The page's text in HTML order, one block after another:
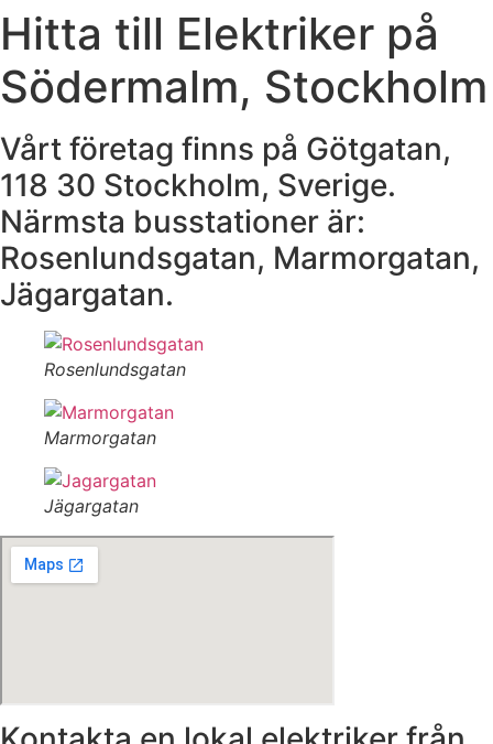
Hitta till Elektriker på
Södermalm, Stockholm
Vårt företag finns på Götgatan,
118 30 Stockholm, Sverige.
Närmsta busstationer är:
Rosenlundsgatan, Marmorgatan,
Jägargatan.
Rosenlundsgatan
Marmorgatan
Jägargatan